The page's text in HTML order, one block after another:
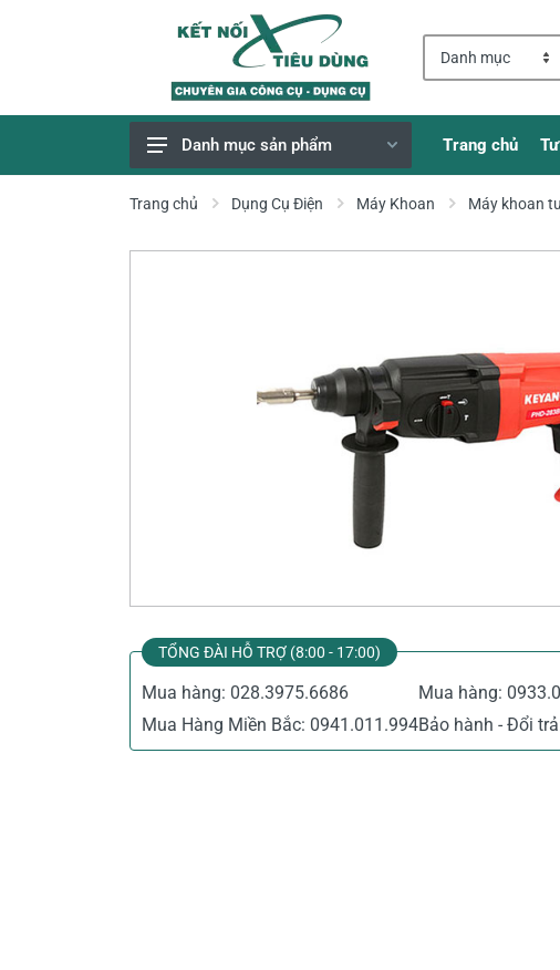
Giao Hàng Miễn Phí
Danh mục sản phẩm Trang chủ
Trang chủ Dụng Cụ Điện Máy Khoan Máy khoan
TỔNG ĐÀI HỖ TRỢ (8:00 - 17:00)
Mua hàng: 028.3975.6686 Mua hàng:
Mua Hàng Miền Bắc: 0941.011.994Bảo hành - Đổi